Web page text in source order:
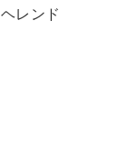
ヘレンド